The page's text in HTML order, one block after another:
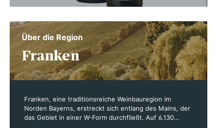
Über die Region
Franken
Franken, eine traditionsreiche Weinbauregion im
Norden Bayerns, erstreckt sich entlang des Mains, der
das Gebiet in einer W-Form durchfließt. Auf 6.130